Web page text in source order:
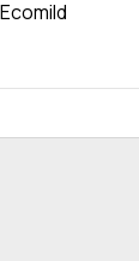
Ecomild